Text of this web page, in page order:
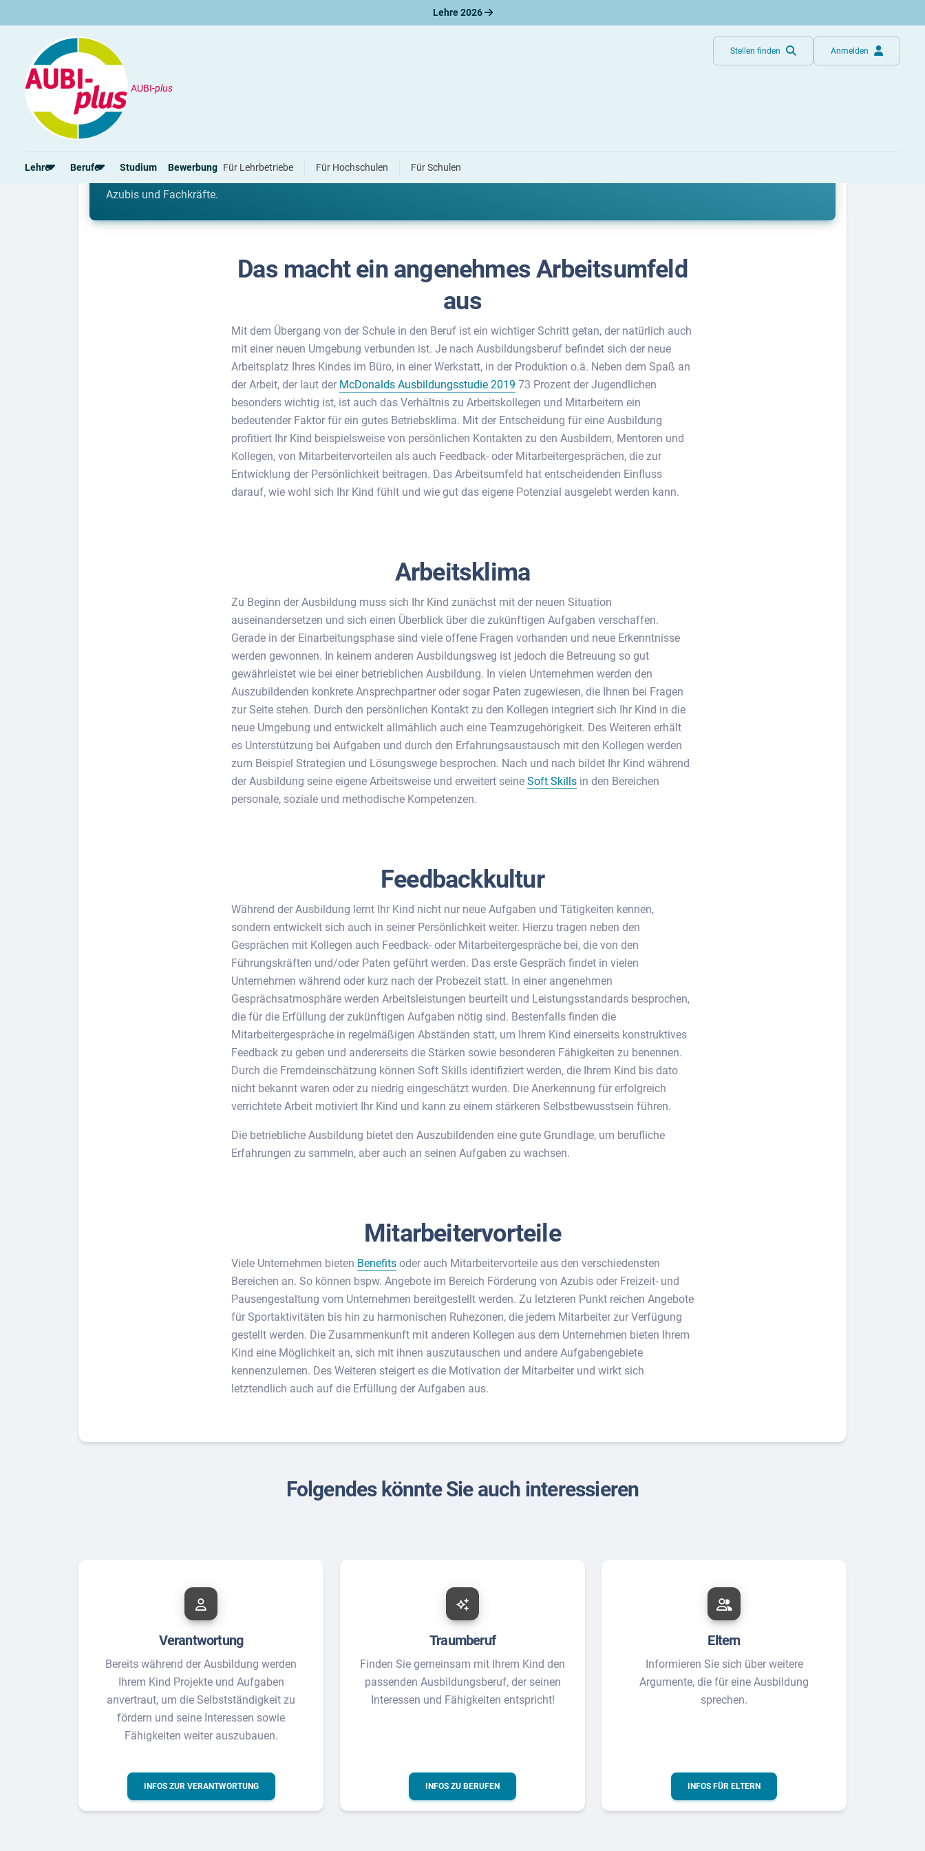
Lehre 2026
AUBI-plus
Stellen finden Anmelden
Lehre
Rund um die Lehre
Berufe
Rund um Berufe
Studium Bewerbung Für Lehrbetriebe Für Hochschulen Für Schulen
Eltern
Das soziale Umfeld, die Räumlichkeiten sowie Mitarbeitervorteile sorgen für eine angenehme Arbeitsatmosphäre und fördern die Motivation der
Azubis und Fachkräfte.
Das macht ein angenehmes Arbeitsumfeld
aus
Mit dem Übergang von der Schule in den Beruf ist ein wichtiger Schritt getan, der natürlich auch
mit einer neuen Umgebung verbunden ist. Je nach Ausbildungsberuf befindet sich der neue
Arbeitsplatz Ihres Kindes im Büro, in einer Werkstatt, in der Produktion o.ä. Neben dem Spaß an
der Arbeit, der laut der McDonalds Ausbildungsstudie 2019 73 Prozent der Jugendlichen
besonders wichtig ist, ist auch das Verhältnis zu Arbeitskollegen und Mitarbeitern ein
bedeutender Faktor für ein gutes Betriebsklima. Mit der Entscheidung für eine Ausbildung
profitiert Ihr Kind beispielsweise von persönlichen Kontakten zu den Ausbildern, Mentoren und
Kollegen, von Mitarbeitervorteilen als auch Feedback- oder Mitarbeitergesprächen, die zur
Entwicklung der Persönlichkeit beitragen. Das Arbeitsumfeld hat entscheidenden Einfluss
darauf, wie wohl sich Ihr Kind fühlt und wie gut das eigene Potenzial ausgelebt werden kann.
Arbeitsklima
Zu Beginn der Ausbildung muss sich Ihr Kind zunächst mit der neuen Situation
auseinandersetzen und sich einen Überblick über die zukünftigen Aufgaben verschaffen.
Gerade in der Einarbeitungsphase sind viele offene Fragen vorhanden und neue Erkenntnisse
werden gewonnen. In keinem anderen Ausbildungsweg ist jedoch die Betreuung so gut
gewährleistet wie bei einer betrieblichen Ausbildung. In vielen Unternehmen werden den
Auszubildenden konkrete Ansprechpartner oder sogar Paten zugewiesen, die Ihnen bei Fragen
zur Seite stehen. Durch den persönlichen Kontakt zu den Kollegen integriert sich Ihr Kind in die
neue Umgebung und entwickelt allmählich auch eine Teamzugehörigkeit. Des Weiteren erhält
es Unterstützung bei Aufgaben und durch den Erfahrungsaustausch mit den Kollegen werden
zum Beispiel Strategien und Lösungswege besprochen. Nach und nach bildet Ihr Kind während
der Ausbildung seine eigene Arbeitsweise und erweitert seine Soft Skills in den Bereichen
personale, soziale und methodische Kompetenzen.
Feedbackkultur
Während der Ausbildung lernt Ihr Kind nicht nur neue Aufgaben und Tätigkeiten kennen,
sondern entwickelt sich auch in seiner Persönlichkeit weiter. Hierzu tragen neben den
Gesprächen mit Kollegen auch Feedback- oder Mitarbeitergespräche bei, die von den
Führungskräften und/oder Paten geführt werden. Das erste Gespräch findet in vielen
Unternehmen während oder kurz nach der Probezeit statt. In einer angenehmen
Gesprächsatmosphäre werden Arbeitsleistungen beurteilt und Leistungsstandards besprochen,
die für die Erfüllung der zukünftigen Aufgaben nötig sind. Bestenfalls finden die
Mitarbeitergespräche in regelmäßigen Abständen statt, um Ihrem Kind einerseits konstruktives
Feedback zu geben und andererseits die Stärken sowie besonderen Fähigkeiten zu benennen.
Durch die Fremdeinschätzung können Soft Skills identifiziert werden, die Ihrem Kind bis dato
nicht bekannt waren oder zu niedrig eingeschätzt wurden. Die Anerkennung für erfolgreich
verrichtete Arbeit motiviert Ihr Kind und kann zu einem stärkeren Selbstbewusstsein führen.
Die betriebliche Ausbildung bietet den Auszubildenden eine gute Grundlage, um berufliche
Erfahrungen zu sammeln, aber auch an seinen Aufgaben zu wachsen.
Mitarbeitervorteile
Viele Unternehmen bieten Benefits oder auch Mitarbeitervorteile aus den verschiedensten
Bereichen an. So können bspw. Angebote im Bereich Förderung von Azubis oder Freizeit- und
Pausengestaltung vom Unternehmen bereitgestellt werden. Zu letzteren Punkt reichen Angebote
für Sportaktivitäten bis hin zu harmonischen Ruhezonen, die jedem Mitarbeiter zur Verfügung
gestellt werden. Die Zusammenkunft mit anderen Kollegen aus dem Unternehmen bieten Ihrem
Kind eine Möglichkeit an, sich mit ihnen auszutauschen und andere Aufgabengebiete
kennenzulernen. Des Weiteren steigert es die Motivation der Mitarbeiter und wirkt sich
letztendlich auch auf die Erfüllung der Aufgaben aus.
Folgendes könnte Sie auch interessieren
Verantwortung
Bereits während der Ausbildung werden
Ihrem Kind Projekte und Aufgaben
anvertraut, um die Selbstständigkeit zu
fördern und seine Interessen sowie
Fähigkeiten weiter auszubauen.
INFOS ZUR VERANTWORTUNG
Traumberuf
Finden Sie gemeinsam mit Ihrem Kind den
passenden Ausbildungsberuf, der seinen
Interessen und Fähigkeiten entspricht!
INFOS ZU BERUFEN
Eltern
Informieren Sie sich über weitere
Argumente, die für eine Ausbildung
sprechen.
INFOS FÜR ELTERN